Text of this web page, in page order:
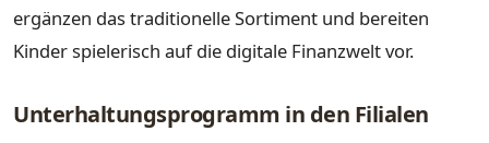
ergänzen das traditionelle Sortiment und bereiten
Kinder spielerisch auf die digitale Finanzwelt vor.
Unterhaltungsprogramm in den Filialen